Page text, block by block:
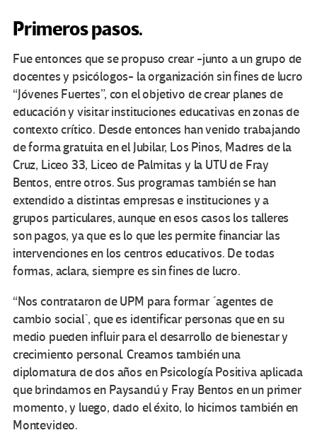
Primeros pasos.
Fue entonces que se propuso crear -junto a un grupo de
docentes y psicólogos- la organización sin fines de lucro
“Jóvenes Fuertes”, con el objetivo de crear planes de
educación y visitar instituciones educativas en zonas de
contexto crítico. Desde entonces han venido trabajando
de forma gratuita en el Jubilar, Los Pinos, Madres de la
Cruz, Liceo 33, Liceo de Palmitas y la UTU de Fray
Bentos, entre otros. Sus programas también se han
extendido a distintas empresas e instituciones y a
grupos particulares, aunque en esos casos los talleres
son pagos, ya que es lo que les permite financiar las
intervenciones en los centros educativos. De todas
formas, aclara, siempre es sin fines de lucro.
“Nos contrataron de UPM para formar ´agentes de
cambio social`, que es identificar personas que en su
medio pueden influir para el desarrollo de bienestar y
crecimiento personal. Creamos también una
diplomatura de dos años en Psicología Positiva aplicada
que brindamos en Paysandú y Fray Bentos en un primer
momento, y luego, dado el éxito, lo hicimos también en
Montevideo.